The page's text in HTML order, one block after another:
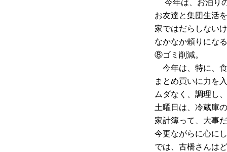
今年は、お泊り
お友達と集団生活
家ではだらしない
なかなか頼りにな
⑧ゴミ削減。
今年は、特に、
まとめ買いに力を
ムダなく、調理し
土曜日は、冷蔵庫
家計簿って、大事
今更ながらに心に
では、古橋さんは